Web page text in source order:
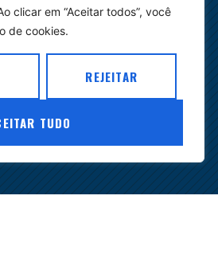
clicar em “Aceitar todos”, você
de cookies.
REJEITAR
TUDO
Pós Graduação
Cursos In Company